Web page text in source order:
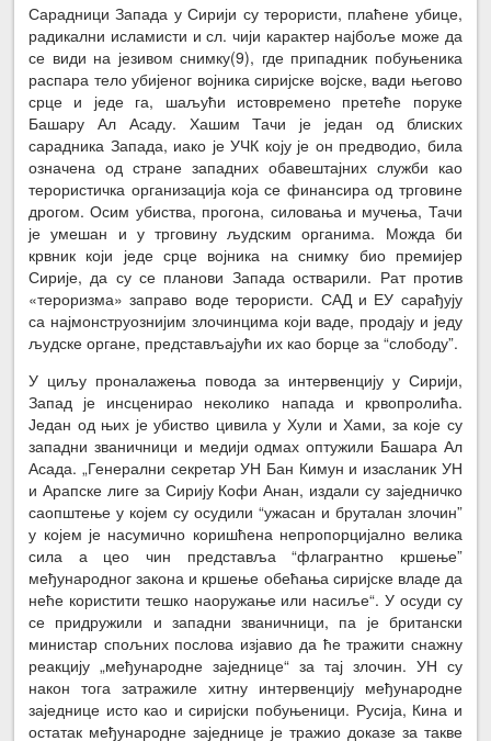
Сарадници Запада у Сирији су терористи, плаћене убице,
радикални исламисти и сл. чији карактер најбоље може да
се види на језивом снимку(9), где припадник побуњеника
распара тело убијеног војника сиријске војске, вади његово
срце и једе га, шаљући истовремено претеће поруке
Башару Ал Асаду. Хашим Тачи је један од блиских
сарадника Запада, иако је УЧК коју је он предводио, била
означена од стране западних обавештајних служби као
терористичка организација која се финансира од трговине
дрогом. Осим убиства, прогона, силовања и мучења, Тачи
је умешан и у трговину људским органима. Можда би
крвник који једе срце војника на снимку био премијер
Сирије, да су се планови Запада остварили. Рат против
«тероризма» заправо воде терористи. САД и ЕУ сарађују
са најмонструознијим злочинцима који ваде, продају и једу
људске органе, представљајући их као борце за “слободу”.
У циљу проналажења повода за интервенцију у Сирији,
Запад је инсценирао неколико напада и крвопролића.
Један од њих је убиство цивила у Хули и Хами, за које су
западни званичници и медији одмах оптужили Башара Ал
Асада. „Генерални секретар УН Бан Кимун и изасланик УН
и Арапске лиге за Сирију Кофи Анан, издали су заједничко
саопштење у којем су осудили “ужасан и бруталан злочин”
у којем је насумично коришћена непропорцијално велика
сила а цео чин представља “флагрантно кршење”
међународног закона и кршење обећања сиријске владе да
неће користити тешко наоружање или насиље“. У осуди су
се придружили и западни званичници, па је британски
министар спољних послова изјавио да ће тражити снажну
реакцију „међународне заједнице“ за тај злочин. УН су
након тога затражиле хитну интервенцију међународне
заједнице исто као и сиријски побуњеници. Русија, Кина и
остатак међународне заједнице је тражио доказе за такве